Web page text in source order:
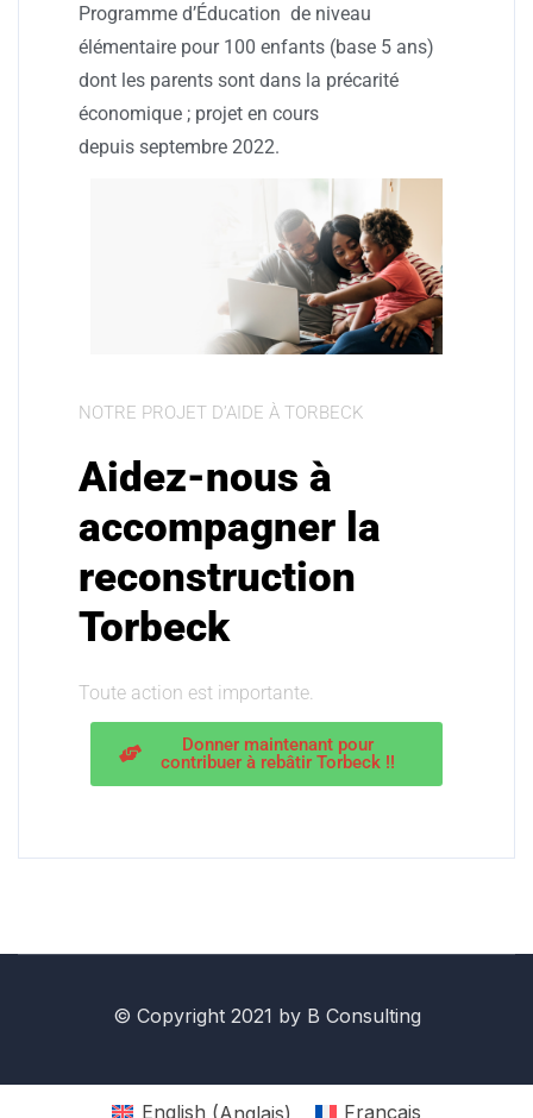
Programme d’Éducation de niveau
élémentaire pour 100 enfants (base 5 ans)
dont les parents sont dans la précarité
économique ; projet en cours
depuis septembre 2022.
NOTRE PROJET D’AIDE À TORBECK
Aidez-nous à
accompagner la
reconstruction
Torbeck
Toute action est importante.
Donner maintenant pour
contribuer à rebâtir Torbeck !!
© Copyright 2021 by B Consulting
English (Anglais) Français